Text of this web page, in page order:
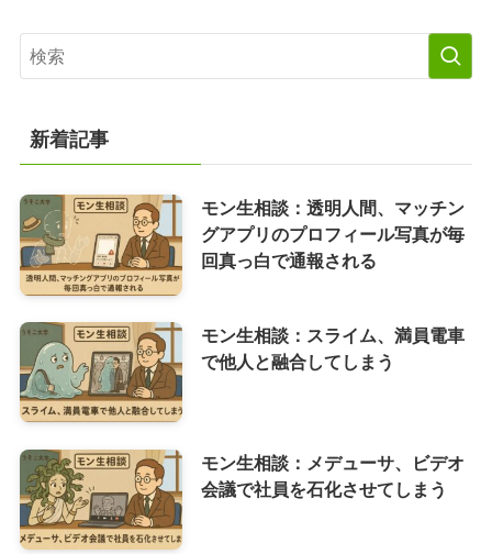
新着記事
モン生相談：透明人間、マッチン
グアプリのプロフィール写真が毎
回真っ白で通報される
モン生相談：スライム、満員電車
で他人と融合してしまう
モン生相談：メデューサ、ビデオ
会議で社員を石化させてしまう